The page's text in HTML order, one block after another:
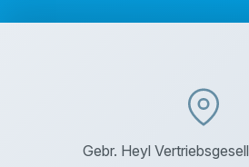
Gebr. Heyl